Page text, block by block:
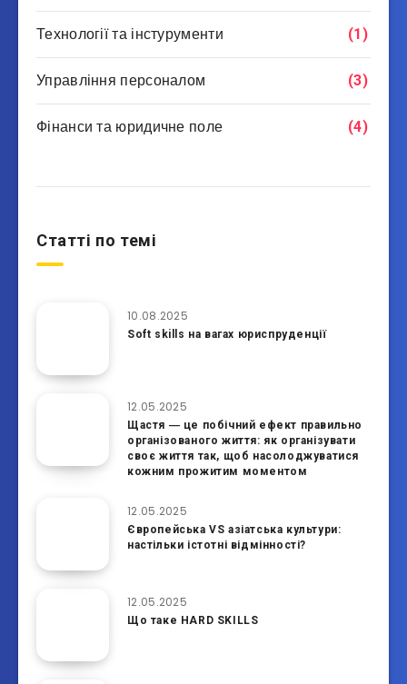
Технології та інстурументи (1)
Управління персоналом (3)
Фінанси та юридичне поле (4)
Статті по темі
10.08.2025
Soft skills на вагах юриспруденції
12.05.2025
Щастя ― це побічний ефект правильно
організованого життя: як організувати
своє життя так, щоб насолоджуватися
кожним прожитим моментом
12.05.2025
Європейська VS азіатська культури:
настільки істотні відмінності?
12.05.2025
Що таке HARD SKILLS